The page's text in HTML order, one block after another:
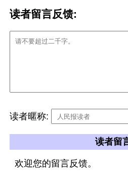
读者留言反馈:
读者暱称:
读者留
欢迎您的留言反馈。